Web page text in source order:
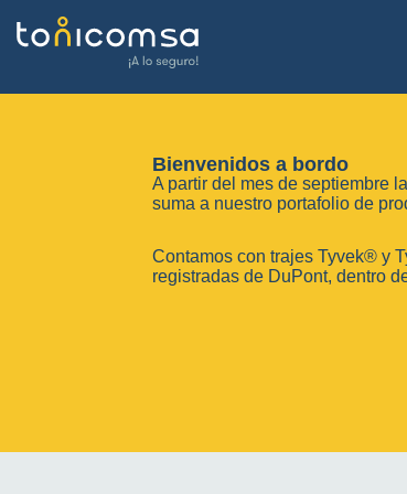
Bienvenidos a bordo
A partir del mes de septiembre
suma a nuestro portafolio de
Contamos con trajes Tyvek® y
registradas de DuPont, dentro